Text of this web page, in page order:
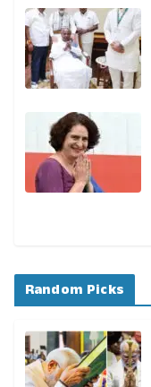
Random Picks